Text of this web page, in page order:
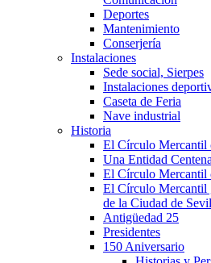
Deportes
Mantenimiento
Conserjería
Instalaciones
Sede social, Sierpes
Instalaciones
Caseta de Feria
Nave industrial
Historia
El Círculo Mercantil
Una Entidad
El Círculo
El Círculo Mercantil
de la Ciudad de
Antigüedad 25
Presidentes
150 Aniversario